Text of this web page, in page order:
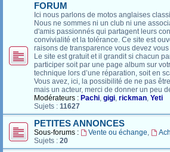
FORUM
Ici nous parlons de motos anglaises
Nous ne sommes ni un club ni une
d'amis passionnés qui partagent leurs
convivialité et la tolérance. Ce site est
raisons de transparence vous devez
Le site est gratuit et il grandit si chacun
participer soit par une page album sur
technique lors d’une réparation, soit en
Vous avez, ici, la possibilité de ne pas
mais un acteur, merci de donner un peu
Modérateurs : Pachi gigi rickman Yeti
Sujets : 11627
PETITES ANNONCES
Sous-forums : Vente ou échange
Sujets : 20